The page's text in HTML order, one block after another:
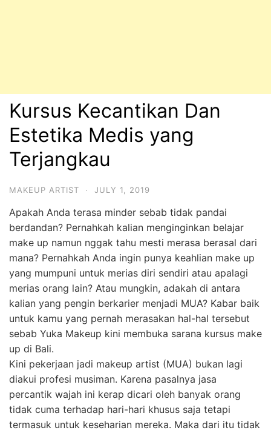
Kursus Kecantikan Dan
Estetika Medis yang
Terjangkau
MAKEUP ARTIST · JULY 1, 2019
Apakah Anda terasa minder sebab tidak pandai
berdandan? Pernahkah kalian menginginkan belajar
make up namun nggak tahu mesti merasa berasal dari
mana? Pernahkah Anda ingin punya keahlian make up
yang mumpuni untuk merias diri sendiri atau apalagi
merias orang lain? Atau mungkin, adakah di antara
kalian yang pengin berkarier menjadi MUA? Kabar baik
untuk kamu yang pernah merasakan hal-hal tersebut
sebab Yuka Makeup kini membuka sarana kursus make
up di Bali.
Kini pekerjaan jadi makeup artist (MUA) bukan lagi
diakui profesi musiman. Karena pasalnya jasa
percantik wajah ini kerap dicari oleh banyak orang
tidak cuma terhadap hari-hari khusus saja tetapi
termasuk untuk keseharian mereka. Maka dari itu tidak